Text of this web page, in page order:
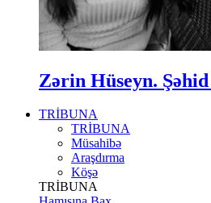
Zərin Hüseyn.
TRİBUNA
TRİBUNA
Müsahibə
Araşdırma
Köşə
TRİBUNA